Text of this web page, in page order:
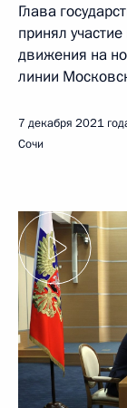
Глава
принял
движения на
линии
7 декабря 2021
Сочи